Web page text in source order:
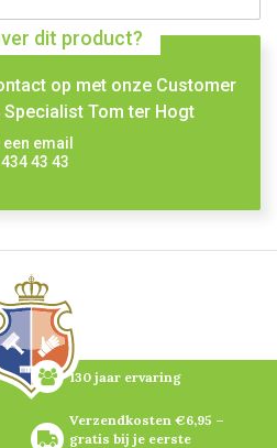
dit product?
op met onze Customer
Tom ter Hogt
email
43 43
130 jaar ervaring
Verzendkosten €6,95 –
gratis bij je eerste